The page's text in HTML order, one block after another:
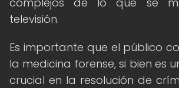
televisión.
Es importante que el público
la medicina forense, si bien es
crucial en la resolución de